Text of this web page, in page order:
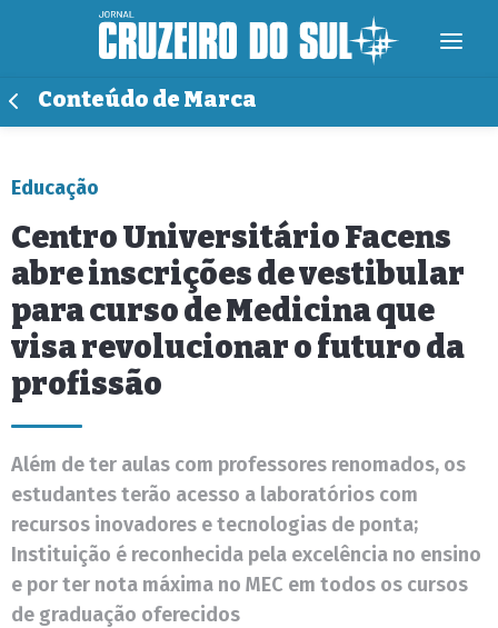
Conteúdo de Marca
Educação
Centro Universitário Facens
abre inscrições de vestibular
para curso de Medicina que
visa revolucionar o futuro da
profissão
Além de ter aulas com professores renomados, os
estudantes terão acesso a laboratórios com
recursos inovadores e tecnologias de ponta;
Instituição é reconhecida pela excelência no ensino
e por ter nota máxima no MEC em todos os cursos
de graduação oferecidos